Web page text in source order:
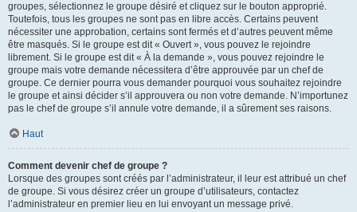
groupes, sélectionnez le groupe désiré et cliquez sur le bouton approprié.
Toutefois, tous les groupes ne sont pas en libre accès. Certains peuvent
nécessiter une approbation, certains sont fermés et d’autres peuvent même
être masqués. Si le groupe est dit « Ouvert », vous pouvez le rejoindre
librement. Si le groupe est dit « À la demande », vous pouvez rejoindre le
groupe mais votre demande nécessitera d’être approuvée par un chef de
groupe. Ce dernier pourra vous demander pourquoi vous souhaitez rejoindre
le groupe et ainsi décider s’il approuvera ou non votre demande. N’importunez
pas le chef de groupe s’il annule votre demande, il a sûrement ses raisons.
Haut
Comment devenir chef de groupe ?
Lorsque des groupes sont créés par l’administrateur, il leur est attribué un chef
de groupe. Si vous désirez créer un groupe d’utilisateurs, contactez
l’administrateur en premier lieu en lui envoyant un message privé.